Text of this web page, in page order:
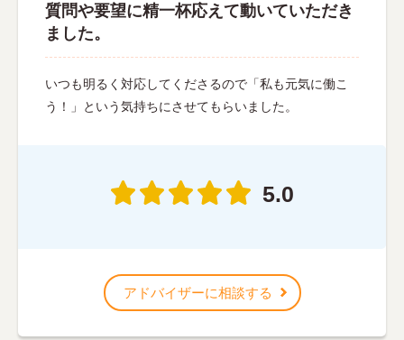
質問や要望に精一杯応えて動いていただき
ました。
いつも明るく対応してくださるので「私も元気に働こ
う！」という気持ちにさせてもらいました。
5.0
アドバイザーに相談する